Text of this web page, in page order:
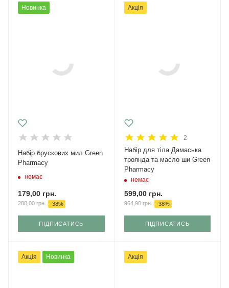
Новинка
Набір брускових мил Green
Pharmacy
немає
179,00 грн.
288,00грн. -38%
ПІДПИСАТИСЬ
Акція
2
Набір для тіла Дамаська
троянда та масло ши Green
Pharmacy
немає
599,00грн.
964,90грн. -38%
ПІДПИСАТИСЬ
Акція Новинка Акція